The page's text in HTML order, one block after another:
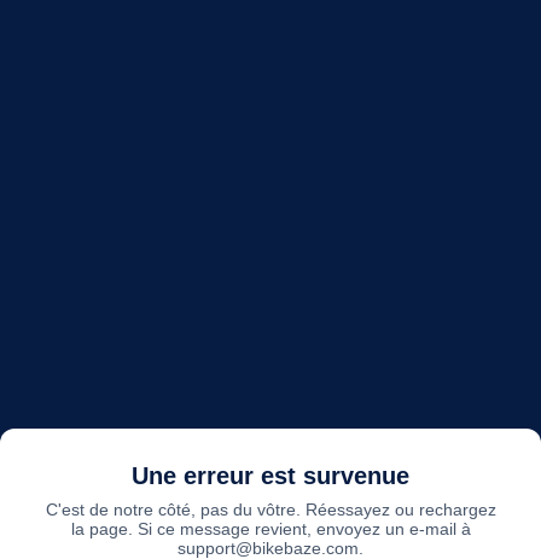
Une erreur est survenue
C'est de notre côté, pas du vôtre. Réessayez ou rechargez
la page. Si ce message revient, envoyez un e-mail à
support@bikebaze.com.